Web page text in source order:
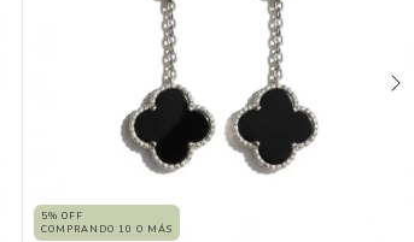
5% OFF
COMPRANDO 10 O MÁS